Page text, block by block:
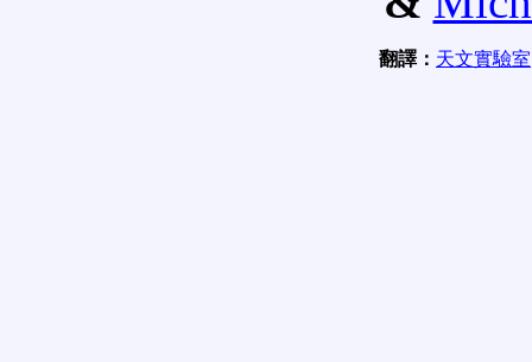
翻譯： 天文實驗室